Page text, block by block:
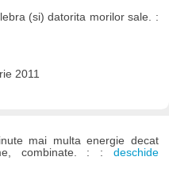
(si) datorita morilor sale. :
2011
mai multa energie decat
combinate. : : deschide